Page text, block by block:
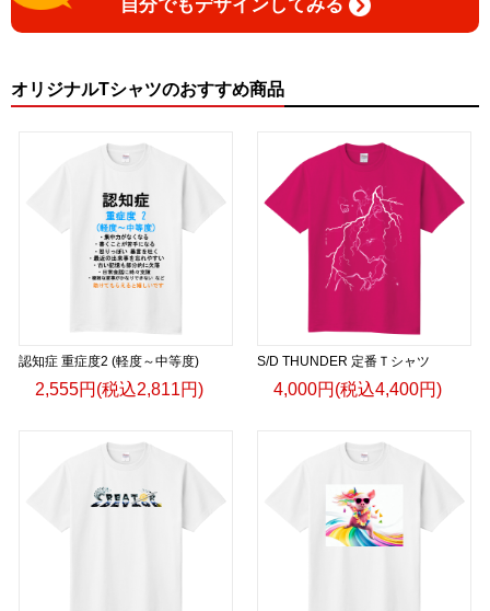
自分でもデザインしてみる
オリジナルTシャツのおすすめ商品
認知症 重症度2 (軽度～中等度)
2,555円(税込2,811円)
S/D THUNDER 定番Ｔシャツ
4,000円(税込4,400円)